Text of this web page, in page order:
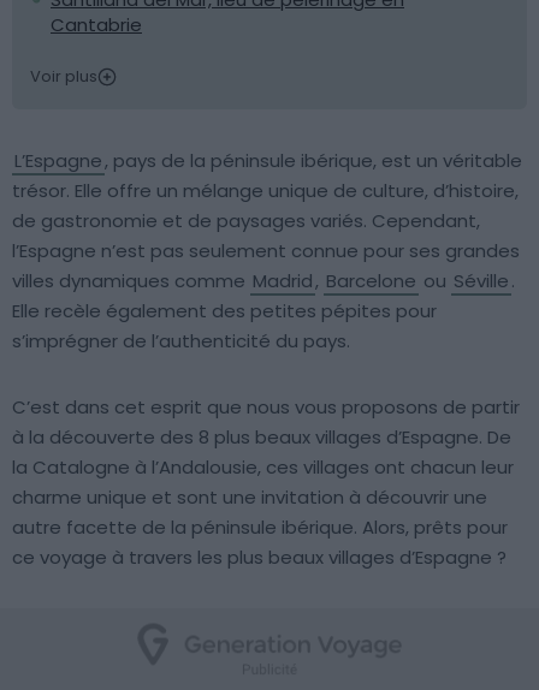
Cantabrie
Voir plus
L’Espagne, pays de la péninsule ibérique, est un véritable
trésor. Elle offre un mélange unique de culture, d’histoire,
de gastronomie et de paysages variés. Cependant,
l’Espagne n’est pas seulement connue pour ses grandes
villes dynamiques comme Madrid, Barcelone ou Séville.
Elle recèle également des petites pépites pour
s’imprégner de l’authenticité du pays.
C’est dans cet esprit que nous vous proposons de partir
à la découverte des 8 plus beaux villages d’Espagne. De
la Catalogne à l’Andalousie, ces villages ont chacun leur
charme unique et sont une invitation à découvrir une
autre facette de la péninsule ibérique. Alors, prêts pour
ce voyage à travers les plus beaux villages d’Espagne ?